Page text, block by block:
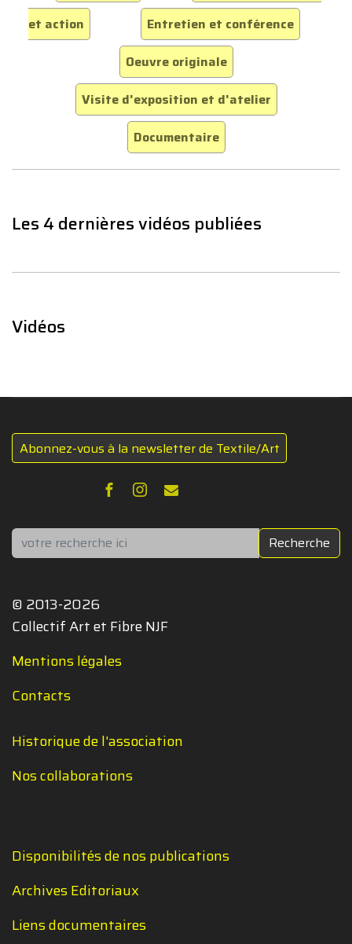
et action
Entretien et conférence
Oeuvre originale
Visite d'exposition et d'atelier
Documentaire
Les 4 dernières vidéos publiées
Vidéos
Abonnez-vous à la newsletter de Textile/Art
Rechercher Recherche
© 2013-2026
Collectif Art et Fibre NJF
Mentions légales
Contacts
Historique de l'association
Nos collaborations
Disponibilités de nos publications
Archives Editoriaux
Liens documentaires